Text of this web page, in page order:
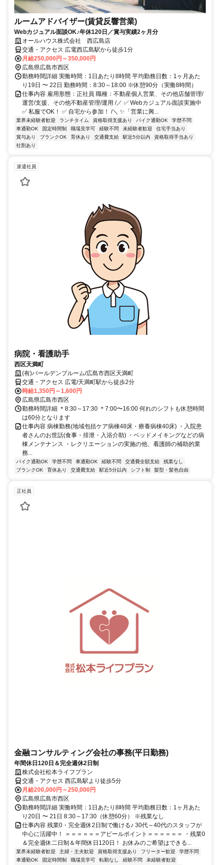
ルームアドバイザー(賃貸反響営業)
Webカジュアル面談OK♪年休120日／賞与実績2ヶ月分
オールハウス株式会社 西広島店
交通・アクセス 広電西広島駅から徒歩1分
月給250,000円～350,000円
広島県広島市西区
勤務時間詳細 実働時間：1日あたり8時間 平均勤務日数：1ヶ月あた
り19日 〜 22日 勤務時間：8:30～18:00 ※休憩90分（実働8時間）
仕事内容 雇用形態：正社員 職種：不動産個人営業、その他店舗管理/
運営/支援、その他不動産管理/運用 /／ ✅ Webカジュアル面談実施中
✅ 私服でOK！ ✅ 自宅から参加！ /＼ ✨「営業に興...
業界未経験者歓迎 ランチタイム 資格取得支援あり バイク通勤OK
学歴不問
車通勤OK
固定時間制 職場見学可 経験不問 未経験者歓迎
住宅手当あり
賞与あり
ブランクOK 育休あり 交通費支給 駅近5分以内
資格取得手当あり
社割あり
派遣社員
病院・看護助手
西区天満町
(有)パールデンブルーム/広島市西区天満町
交通・アクセス 広電/天満町駅から徒歩2分
時給1,350円～1,600円
広島県広島市西区
勤務時間詳細 ＊8:30～17:30 ＊7:00〜16:00 何れのシフトも休憩時間
は60分となります
仕事内容 病棟勤務(地域包括ケア病棟48床・療養病棟40床) ・入院患
者さんのお世話(食事・排泄・入浴介助) ・ベッドメイキングなどの病
棟メンテナンス ・レクリエーションの実施の他、看護師の補助的業
務...
バイク通勤OK 学歴不問 車通勤OK 経験不問 交通費全額支給
残業なし
ブランクOK
育休あり 交通費支給 駅近5分以内 シフト制 髪型・髪色自由
正社員
金融コンサルティング会社の事務(平日勤務)
年間休日120日＆完全週休2日制
株式会社松本ライフプラン
交通・アクセス 西広島駅より徒歩5分
月給200,000円～250,000円
広島県広島市西区
勤務時間詳細 実働時間：1日あたり8時間 平均勤務日数：1ヶ月あた
り20日 〜 21日 8:30～17:30（休憩60分） ※残業なし
仕事内容 残業0・完全週休2日制で働ける♪ 30代～40代のスタッフが
中心に活躍中！ ＝＝＝＝＝＝アピールポイント＝＝＝＝＝＝ ・残業0
＆完全週休二日制＆年間休日120日！ お休みのご希望はできる...
業界未経験者歓迎 主婦・主夫歓迎 資格取得支援あり フリーター歓迎
学歴不問
車通勤OK
固定時間制 職場見学可 転勤なし 経験不問
未経験者歓迎